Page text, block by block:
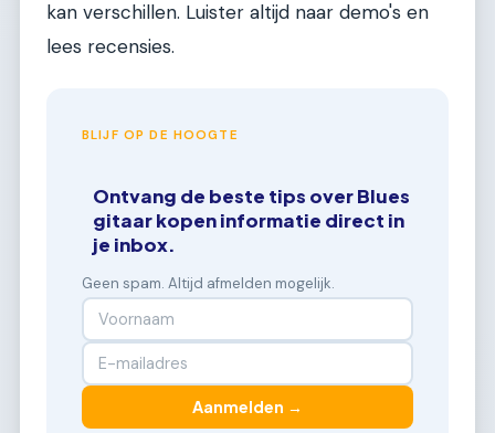
kan verschillen. Luister altijd naar demo's en
lees recensies.
BLIJF OP DE HOOGTE
Ontvang de beste tips over Blues
gitaar kopen informatie direct in
je inbox.
Geen spam. Altijd afmelden mogelijk.
Aanmelden →